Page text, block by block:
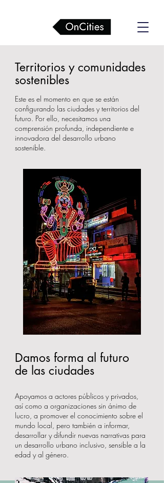
Territorios y comunidades
sostenibles
Este es el momento en que se están
configurando las ciudades y territorios del
futuro. Por ello, necesitamos una
comprensión profunda, independiente e
innovadora del desarrollo urbano
sostenible.
Damos forma al futuro
de las ciudades
Apoyamos a actores públicos y privados,
así como a organizaciones sin ánimo de
lucro, a promover el conocimiento sobre el
mundo local, pero también a informar,
desarrollar y difundir nuevas narrativas para
un desarrollo urbano inclusivo, sensible a la
edad y al género.